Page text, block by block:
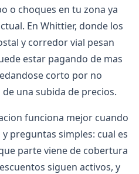
o choques en tu zona ya
En Whittier, donde los
y corredor vial pesan
estar pagando de mas
corto por no
una subida de precios.
funciona mejor cuando
preguntas simples: cual es
parte viene de cobertura
siguen activos, y